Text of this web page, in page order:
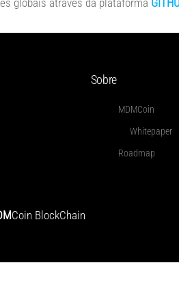
globais através da plataforma
Sobre
MDMCoin
Whitepaper
Roadmap
Coin BlockChain